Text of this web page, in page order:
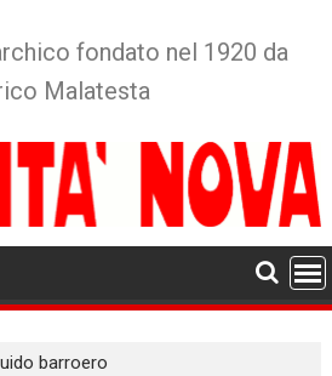
fondato nel 1920 da
Malatesta
barroero